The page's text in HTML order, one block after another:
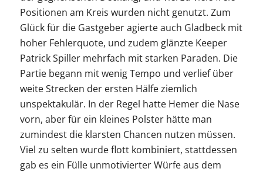
Positionen am Kreis wurden nicht genutzt. Zum
Glück für die Gastgeber agierte auch Gladbeck mit
hoher Fehlerquote, und zudem glänzte Keeper
Patrick Spiller mehrfach mit starken Paraden. Die
Partie begann mit wenig Tempo und verlief über
weite Strecken der ersten Hälfe ziemlich
unspektakulär. In der Regel hatte Hemer die Nase
vorn, aber für ein kleines Polster hätte man
zumindest die klarsten Chancen nutzen müssen.
Viel zu selten wurde flott kombiniert, stattdessen
gab es ein Fülle unmotivierter Würfe aus dem